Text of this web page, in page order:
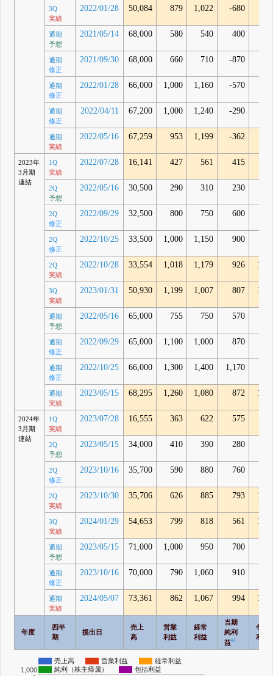
3Q
実績
2022/01/28 50,084 879 1,022 -680
通期
予想
2021/05/14 68,000 580 540 400
通期
修正
2021/09/30 68,000 660 710 -870
通期
修正
2022/01/28 66,000 1,000 1,160 -570
通期
修正
2022/04/11 67,200 1,000 1,240 -290
通期
実績
2022/05/16 67,259 953 1,199 -362
2023年
3月期
連結
1Q
実績
2022/07/28 16,141 427 561 415
2Q
予想
2022/05/16 30,500 290 310 230
2Q
修正
2022/09/29 32,500 800 750 600
2Q
修正
2022/10/25 33,500 1,000 1,150 900
2Q
実績
2022/10/28 33,554 1,018 1,179 926
3Q
実績
2023/01/31 50,930 1,199 1,007 807
通期
予想
2022/05/16 65,000 755 750 570
通期
修正
2022/09/29 65,000 1,100 1,000 870
通期
修正
2022/10/25 66,000 1,300 1,400 1,170
通期
実績
2023/05/15 68,295 1,260 1,080 872
2024年
3月期
連結
1Q
実績
2023/07/28 16,555 363 622 575
2Q
予想
2023/05/15 34,000 410 390 280
2Q
修正
2023/10/16 35,700 590 880 760
2Q
実績
2023/10/30 35,706 626 885 793
3Q
実績
2024/01/29 54,653 799 818 561
通期
予想
2023/05/15 71,000 1,000 950 700
通期
修正
2023/10/16 70,000 790 1,060 910
通期
実績
2024/05/07 73,361 862 1,067 994
年度
四半
期
提出日
売上
高
営業
利益
経常
利益
当期
純利
益#1
包括
利益
売上高 営業利益
経常利益
純利（株主帰属）
包括利益
1,000